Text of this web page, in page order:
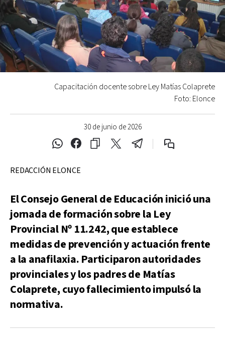
30 de junio de 2026
Capacitación docente sobre Ley Matías Colaprete
Foto: Elonce
REDACCIÓN ELONCE
El Consejo General de Educación inició una
jornada de formación sobre la Ley
Provincial Nº 11.242, que establece
medidas de prevención y actuación frente
a la anafilaxia. Participaron autoridades
provinciales y los padres de Matías
Colaprete, cuyo fallecimiento impulsó la
normativa.